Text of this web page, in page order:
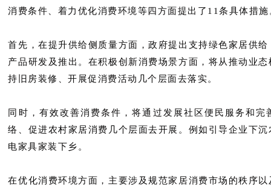
消费条件、着力优化消费环境等四方面提出了11条具体措施
首先，在提升供给侧质量方面，政府提出支持绿色家居供
产品研发及推出。在积极创新消费场景方面，将从推动业
持旧房装修、开展促消费活动几个层面去落实。
同时，有效改善消费条件，将通过发展社区便民服务和完
络、促进农村家居消费几个层面去开展。例如引导企业下
电家具家装下乡。
在优化消费环境方面，主要涉及规范家居消费市场的秩序